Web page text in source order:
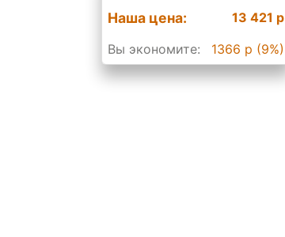
Наша цена:
13 421 р
Вы экономите:
1366 р (9%)